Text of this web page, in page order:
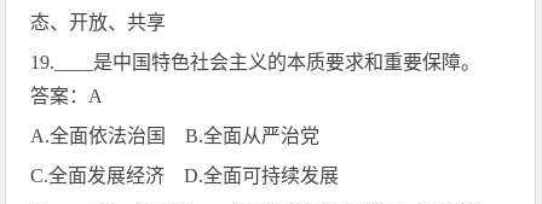
态、开放、共享
19.____ 是中国特色社会主义的本质要求和重要保障。
答案： A
A.全面依法治国 B.全面从严治党
C.全面发展经济 D.全面可持续发展